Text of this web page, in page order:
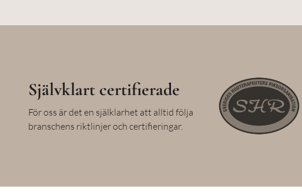
Självklart certifierade
För oss är det en själklarhet att alltid följa
branschens riktlinjer och certifieringar.